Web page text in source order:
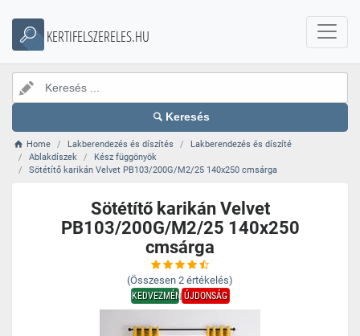
KERTIFELSZERELES.HU
Keresés
Home Lakberendezés és díszítés
Lakberendezés és díszíté
Ablakdíszek
Kész függönyök
Sötétítő karikán Velvet PB103/200G/M2/25 140x250 cmsárga
Sötétítő karikán Velvet
PB103/200G/M2/25 140x250
cmsárga
(Összesen 2 értékelés)
KEDVEZMÉNYÚJDONSÁG